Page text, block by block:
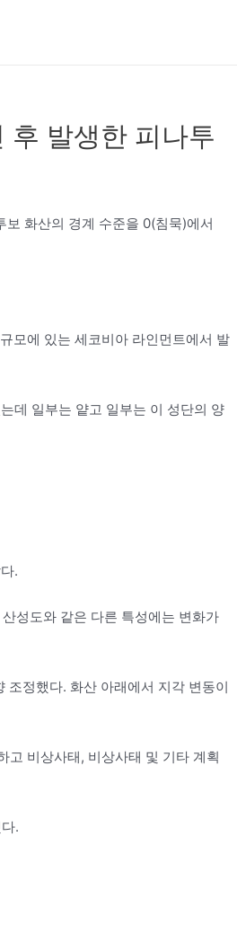
후 발생한 피나투
화산의 경계 수준을 0(침묵)에서
모에 있는 세코비아 라인먼트에서 발
데 일부는 얕고 일부는 이 성단의 양
.
성도와 같은 다른 특성에는 변화가
조정했다. 화산 아래에서 지각 변동이
고 비상사태, 비상사태 및 기타 계획
.